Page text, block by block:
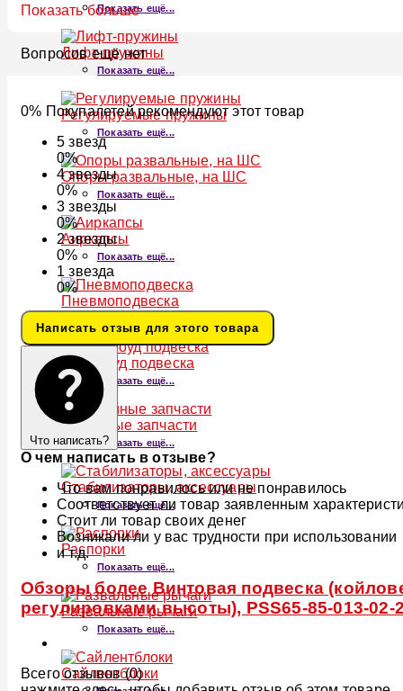
Показать ещё...
Лифт-пружины
Показать ещё...
Регулируемые пружины
Показать ещё...
Опоры развальные, на ШС
Показать ещё...
Аиркапсы
Показать ещё...
Пневмоподвеска
Оффроуд подвеска
Показать ещё...
Серийные запчасти
Показать ещё...
Стабилизаторы, аксессуары
Показать ещё...
Распорки
Показать ещё...
Развальные рычаги
Показать ещё...
Сайлентблоки
Показать больше
Вопросов ещё нет
0% Покупалетей рекомендуют этот товар
5звезд
0%
4звезды
0%
3звезды
0%
2звезды
0%
1звезда
0%
Написать отзыв для этого товара
Что написать?
О чем написать в отзыве?
Что вам понравилось или не понравилось
Соответствует ли товар заявленным
Стоит ли товар своих денег
Возникали ли у вас трудности при использовании
и т.д.
Обзоры более Винтовая подвеска
регулировками высоты), PSS65-85-013-02-
Всего отзывов (0)